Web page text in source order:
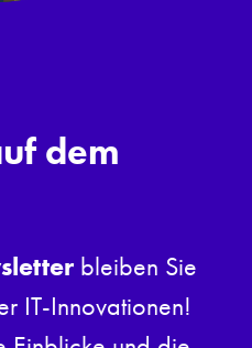
dem
bleiben Sie
IT-Innovationen!